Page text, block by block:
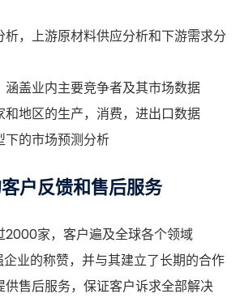
，上游原材料供应分析和下游需求分
盖业内主要竞争者及其市场数据
地区的生产，消费，进出口数据
下的市场预测分析
户反馈和售后服务
2000家，客户遍及全球各个领域
业的称赞，并与其建立了长期的合作
供售后服务，保证客户诉求全部解决